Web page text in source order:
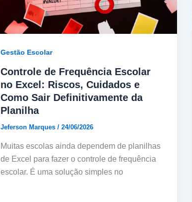
Gestão Escolar
Controle de Frequência Escolar
no Excel: Riscos, Cuidados e
Como Sair Definitivamente da
Planilha
Jeferson Marques / 24/06/2026
Muitas escolas ainda dependem de planilhas
de Excel para fazer o controle de frequência
escolar. É uma solução simples no